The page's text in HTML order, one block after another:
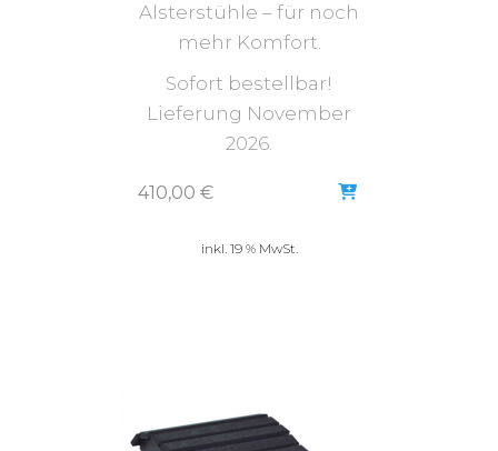
Alsterstühle – für noch
mehr Komfort.
Sofort bestellbar!
Lieferung November
2026.
410,00 €
inkl. 19 % MwSt.